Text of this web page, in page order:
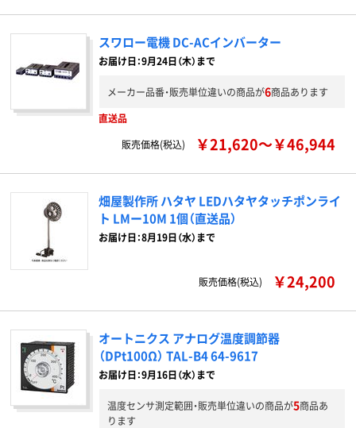
スワロー電機 DC-ACインバーター
お届け日：9月24日（木）まで
メーカー品番・販売単位違いの商品が6商品あります
直送品
販売価格(税込)
￥21,620～￥46,944
畑屋製作所 ハタヤ LEDハタヤタッチポンライ
ト LMー10M 1個（直送品）
お届け日：8月19日（水）まで
販売価格(税込) ￥24,200
オートニクス アナログ温度調節器
（DPt100Ω） TAL-B4 64-9617
お届け日：9月16日（水）まで
温度センサ測定範囲・販売単位違いの商品が5商品あ
ります